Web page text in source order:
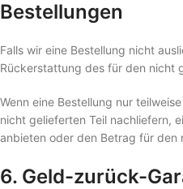
Bestellungen
Falls wir eine Bestellung nicht
Rückerstattung des für den nicht
Wenn eine Bestellung nur
nicht gelieferten Teil nachliefern,
anbieten oder den Betrag für den
6. Geld-zurück-